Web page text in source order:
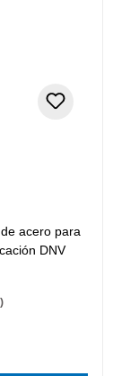
acero para
DNV